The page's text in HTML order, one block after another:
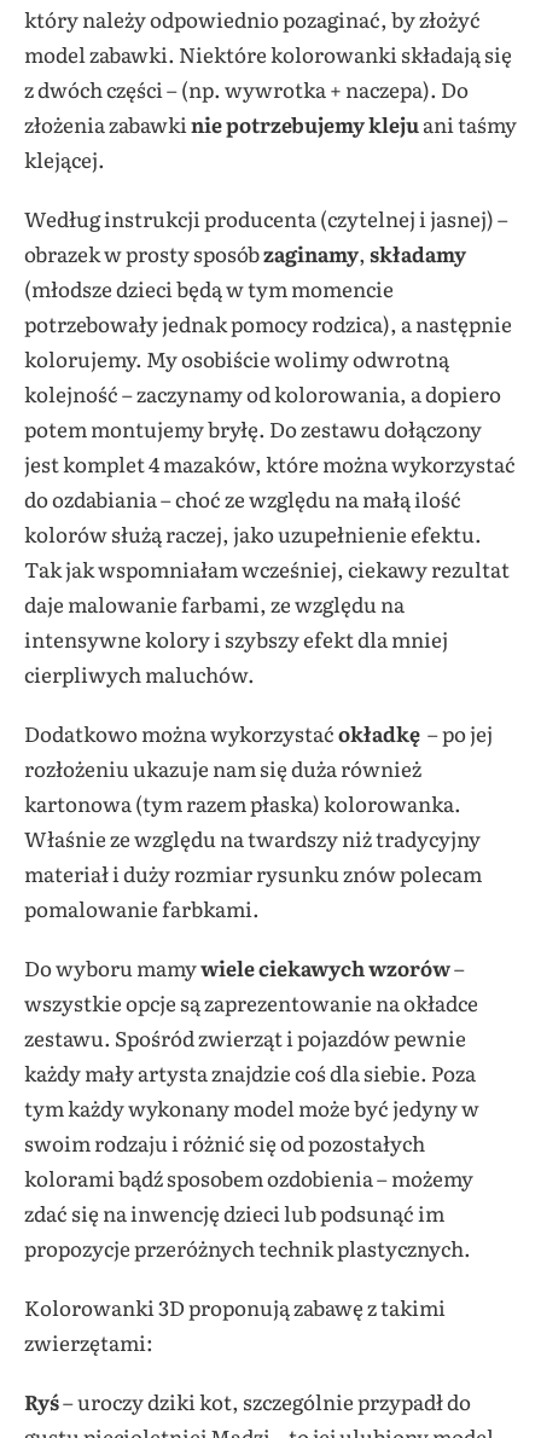
który należy odpowiednio pozaginać, by złożyć
model zabawki. Niektóre kolorowanki składają się
z dwóch części – (np. wywrotka + naczepa). Do
złożenia zabawki nie potrzebujemy kleju ani taśmy
klejącej.
Według instrukcji producenta (czytelnej i jasnej) –
obrazek w prosty sposóbzaginamy, składamy
(młodsze dzieci będą w tym momencie
potrzebowały jednak pomocy rodzica), a następnie
kolorujemy. My osobiście wolimy odwrotną
kolejność – zaczynamy od kolorowania, a dopiero
potem montujemy bryłę. Do zestawu dołączony
jest komplet 4 mazaków, które można wykorzystać
do ozdabiania – choć ze względu na małą ilość
kolorów służą raczej, jako uzupełnienie efektu.
Tak jak wspomniałam wcześniej, ciekawy rezultat
daje malowanie farbami, ze względu na
intensywne kolory i szybszy efekt dla mniej
cierpliwych maluchów.
Dodatkowo można wykorzystaćokładkę – po jej
rozłożeniu ukazuje nam się duża również
kartonowa (tym razem płaska) kolorowanka.
Właśnie ze względu na twardszy niż tradycyjny
materiał i duży rozmiar rysunku znów polecam
pomalowanie farbkami.
Do wyboru mamywiele ciekawych wzorów–
wszystkie opcje są zaprezentowanie na okładce
zestawu. Spośród zwierząt i pojazdów pewnie
każdy mały artysta znajdzie coś dla siebie. Poza
tym każdy wykonany model może być jedyny w
swoim rodzaju i różnić się od pozostałych
kolorami bądź sposobem ozdobienia – możemy
zdać się na inwencję dzieci lub podsunąć im
propozycje przeróżnych technik plastycznych.
Kolorowanki 3D proponują zabawę z takimi
zwierzętami:
Ryś– uroczy dziki kot, szczególnie przypadł do